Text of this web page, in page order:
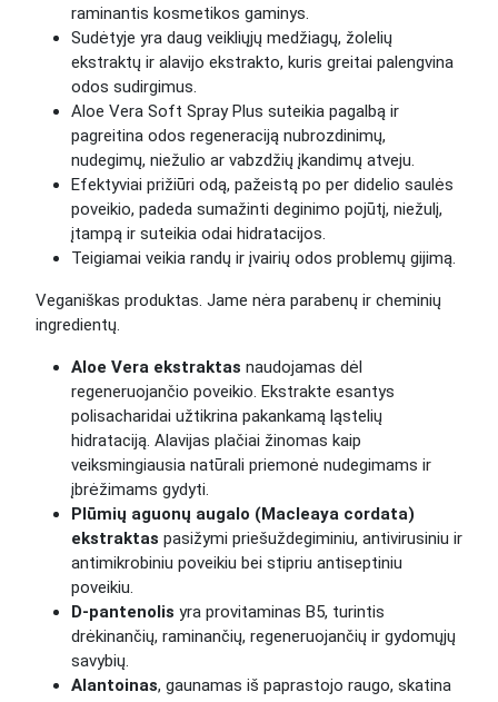
raminantis kosmetikos gaminys.
Sudėtyje yra daug veikliųjų medžiagų, žolelių
ekstraktų ir alavijo ekstrakto, kuris greitai palengvina
odos sudirgimus.
Aloe Vera Soft Spray Plus suteikia pagalbą ir
pagreitina odos regeneraciją nubrozdinimų,
nudegimų, niežulio ar vabzdžių įkandimų atveju.
Efektyviai prižiūri odą, pažeistą po per didelio saulės
poveikio, padeda sumažinti deginimo pojūtį, niežulį,
įtampą ir suteikia odai hidratacijos.
Teigiamai veikia randų ir įvairių odos problemų gijimą.
Veganiškas produktas. Jame nėra parabenų ir cheminių
ingredientų.
Aloe Vera ekstraktas naudojamas dėl
regeneruojančio poveikio. Ekstrakte esantys
polisacharidai užtikrina pakankamą ląstelių
hidrataciją. Alavijas plačiai žinomas kaip
veiksmingiausia natūrali priemonė nudegimams ir
įbrėžimams gydyti.
Plūmių aguonų augalo (Macleaya cordata)
ekstraktas pasižymi priešuždegiminiu, antivirusiniu ir
antimikrobiniu poveikiu bei stipriu antiseptiniu
poveikiu.
D-pantenolis yra provitaminas B5, turintis
drėkinančių, raminančių, regeneruojančių ir gydomųjų
savybių.
Alantoinas, gaunamas iš paprastojo raugo, skatina